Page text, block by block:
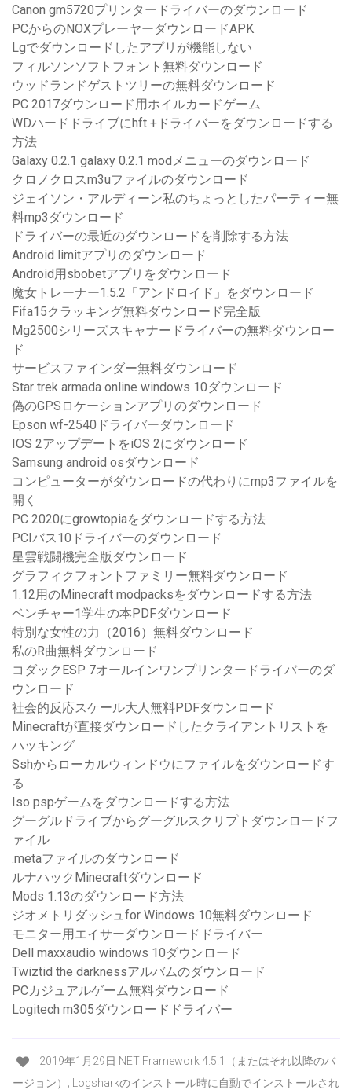
Canon gm5720プリンタードライバーのダウンロード
PCからのNOXプレーヤーダウンロードAPK
Lgでダウンロードしたアプリが機能しない
フィルソンソフトフォント無料ダウンロード
ウッドランドゲストツリーの無料ダウンロード
PC 2017ダウンロード用ホイルカードゲーム
WDハードドライブにhft +ドライバーをダウンロードする
方法
Galaxy 0.2.1 galaxy 0.2.1 modメニューのダウンロード
クロノクロスm3uファイルのダウンロード
ジェイソン・アルディーン私のちょっとしたパーティー無
料mp3ダウンロード
ドライバーの最近のダウンロードを削除する方法
Android limitアプリのダウンロード
Android用sbobetアプリをダウンロード
魔女トレーナー1.5.2「アンドロイド」をダウンロード
Fifa15クラッキング無料ダウンロード完全版
Mg2500シリーズスキャナードライバーの無料ダウンロー
ド
サービスファインダー無料ダウンロード
Star trek armada online windows 10ダウンロード
偽のGPSロケーションアプリのダウンロード
Epson wf-2540ドライバーダウンロード
IOS 2アップデートをiOS 2にダウンロード
Samsung android osダウンロード
コンピューターがダウンロードの代わりにmp3ファイルを
開く
PC 2020にgrowtopiaをダウンロードする方法
PCIバス10ドライバーのダウンロード
星雲戦闘機完全版ダウンロード
グラフィクフォントファミリー無料ダウンロード
1.12用のMinecraft modpacksをダウンロードする方法
ベンチャー1学生の本PDFダウンロード
特別な女性の力（2016）無料ダウンロード
私のR曲無料ダウンロード
コダックESP 7オールインワンプリンタードライバーのダ
ウンロード
社会的反応スケール大人無料PDFダウンロード
Minecraftが直接ダウンロードしたクライアントリストを
ハッキング
Sshからローカルウィンドウにファイルをダウンロードす
る
Iso pspゲームをダウンロードする方法
グーグルドライブからグーグルスクリプトダウンロードフ
ァイル
.metaファイルのダウンロード
ルナハックMinecraftダウンロード
Mods 1.13のダウンロード方法
ジオメトリダッシュfor Windows 10無料ダウンロード
モニター用エイサーダウンロードドライバー
Dell maxxaudio windows 10ダウンロード
Twiztid the darknessアルバムのダウンロード
PCカジュアルゲーム無料ダウンロード
Logitech m305ダウンロードドライバー
2019年1月29日 NET Framework 4.5.1（またはそれ以降のバ
ージョン）; Logsharkのインストール時に自動でインストールされ